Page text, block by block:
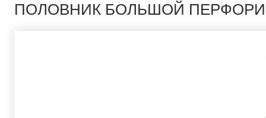
ПОЛОВНИК БОЛЬШОЙ